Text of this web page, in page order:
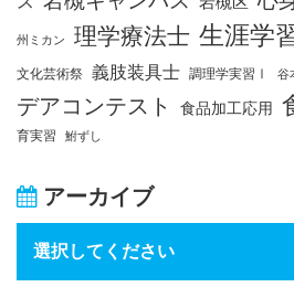
州ミカン 理学療法士 生涯学
文化芸術祭 義肢装具士 調理学実習Ⅰ 谷
デアコンテスト
食品加工応用
育実習
鮒ずし
アーカイブ